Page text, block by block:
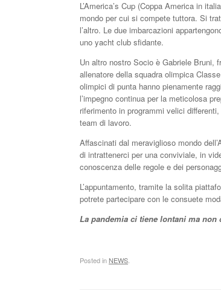
L’America’s Cup (Coppa America in
mondo per cui si compete tuttora. Si
l’altro. Le due imbarcazioni
uno yacht club sfidante.
Un altro nostro Socio è Gabriele Bruni,
allenatore della squadra olimpica
olimpici di punta hanno pienamente
l’impegno continua per la meticolosa
riferimento in programmi velici
team di lavoro.
Affascinati dal meraviglioso mondo
di intrattenerci per una conviviale, in
conoscenza delle regole e dei
L’appuntamento, tramite la solita
potrete partecipare con le consuete
La pandemia ci tiene lontani ma non
Posted in NEWS